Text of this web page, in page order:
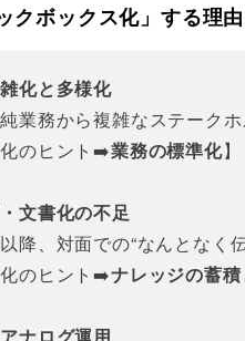
クボックス化」する理
化と多様化
業務から複雑なステーク
化のヒント➡️業務の標準化】
文書化の不足
降、対面での“なんとなく
化のヒント➡️ナレッジの蓄